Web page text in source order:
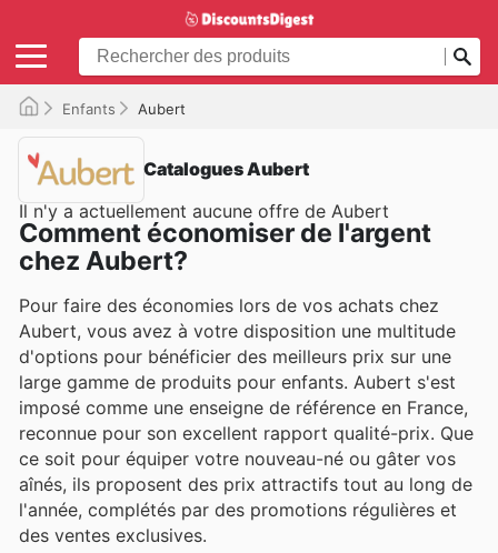
Enfants Aubert
Catalogues Aubert
Il n'y a actuellement aucune offre de Aubert
Comment économiser de l'argent
chez Aubert?
Pour faire des économies lors de vos achats chez
Aubert, vous avez à votre disposition une multitude
d'options pour bénéficier des meilleurs prix sur une
large gamme de produits pour enfants. Aubert s'est
imposé comme une enseigne de référence en France,
reconnue pour son excellent rapport qualité-prix. Que
ce soit pour équiper votre nouveau-né ou gâter vos
aînés, ils proposent des prix attractifs tout au long de
l'année, complétés par des promotions régulières et
des ventes exclusives.